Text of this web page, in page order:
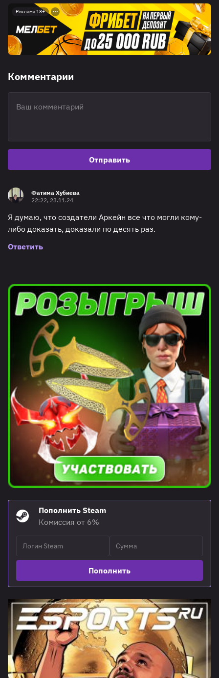
Реклама 18+
Комментарии
Отправить
Фатима Хубиева
22:22, 23.11.24
Я думаю, что создатели Аркейн все что могли кому-
либо доказать, доказали по десять раз.
Ответить
Пополнить Steam
Комиссия от 6%
Пополнить